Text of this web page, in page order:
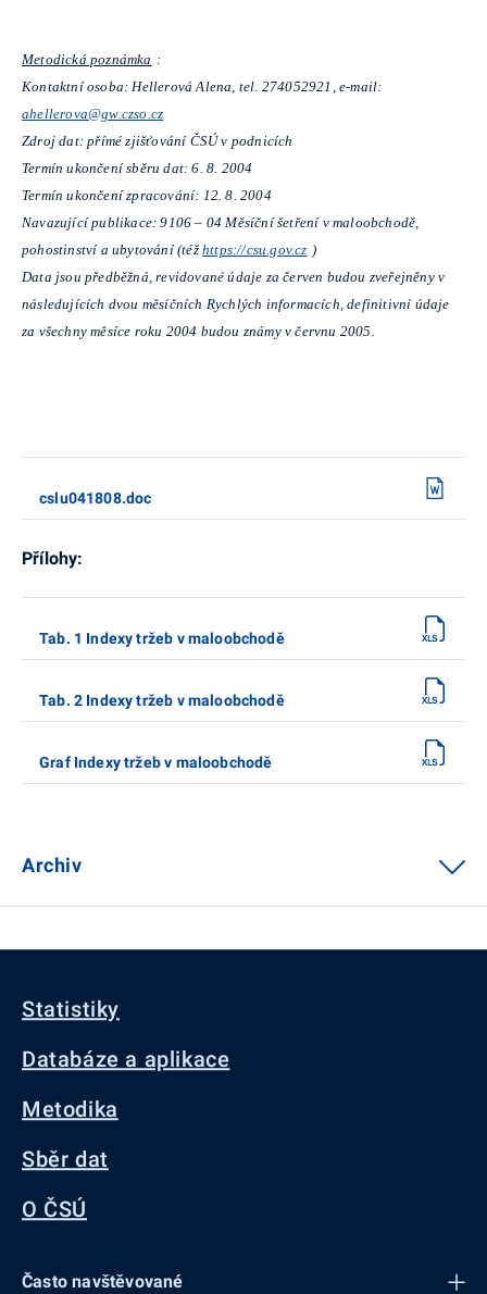
Metodická poznámka :
Kontaktní osoba: Hellerová Alena, tel. 274052921, e-mail:
ahellerova@gw.czso.cz
Zdroj dat: přímé zjišťování ČSÚ v podnicích
Termín ukončení sběru dat: 6. 8. 2004
Termín ukončení zpracování: 12. 8. 2004
Navazující publikace: 9106 – 04 Měsíční šetření v maloobchodě,
pohostinství a ubytování (též https://csu.gov.cz )
Data jsou předběžná, revidované údaje za červen budou zveřejněny v
následujících dvou měsíčních Rychlých informacích, definitivní údaje
za všechny měsíce roku 2004 budou známy v červnu 2005.
cslu041808.doc
Přílohy:
Tab. 1 Indexy tržeb v maloobchodě
Tab. 2 Indexy tržeb v maloobchodě
Graf Indexy tržeb v maloobchodě
Archiv
Statistiky
Databáze a aplikace
Metodika
Sběr dat
O ČSÚ
Často navštěvované